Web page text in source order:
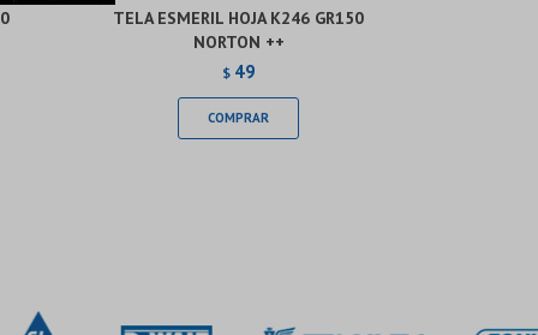
TELA ESMERIL HOJA K246 GR150
NORTON ++
$ 49